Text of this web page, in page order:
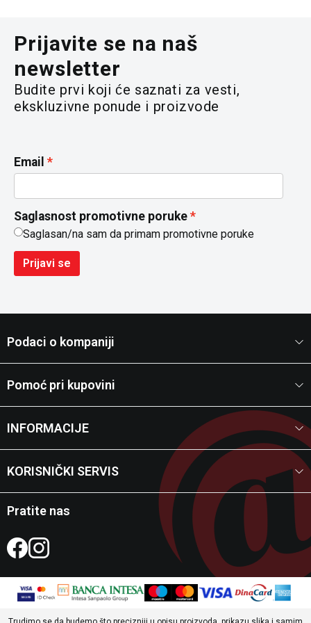
Prijavite se na naš
newsletter
Budite prvi koji će saznati za vesti,
ekskluzivne ponude i proizvode
Email
Saglasnost promotivne poruke
Saglasan/na sam da primam promotivne poruke
Prijavi se
Podaci o kompaniji
Pomoć pri kupovini
INFORMACIJE
KORISNIČKI SERVIS
Pratite nas